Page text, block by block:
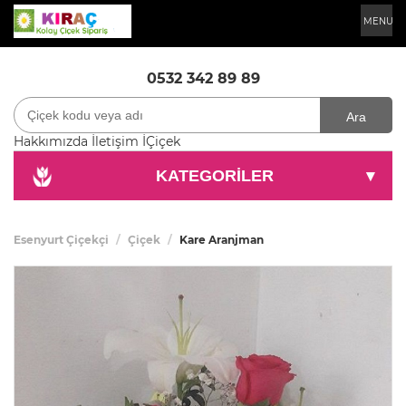
MENU
0532 342 89 89
Ara
Hakkımızda İletişim İÇiçek
KATEGORİLER ▾
Esenyurt Çiçekçi Çiçek Kare Aranjman